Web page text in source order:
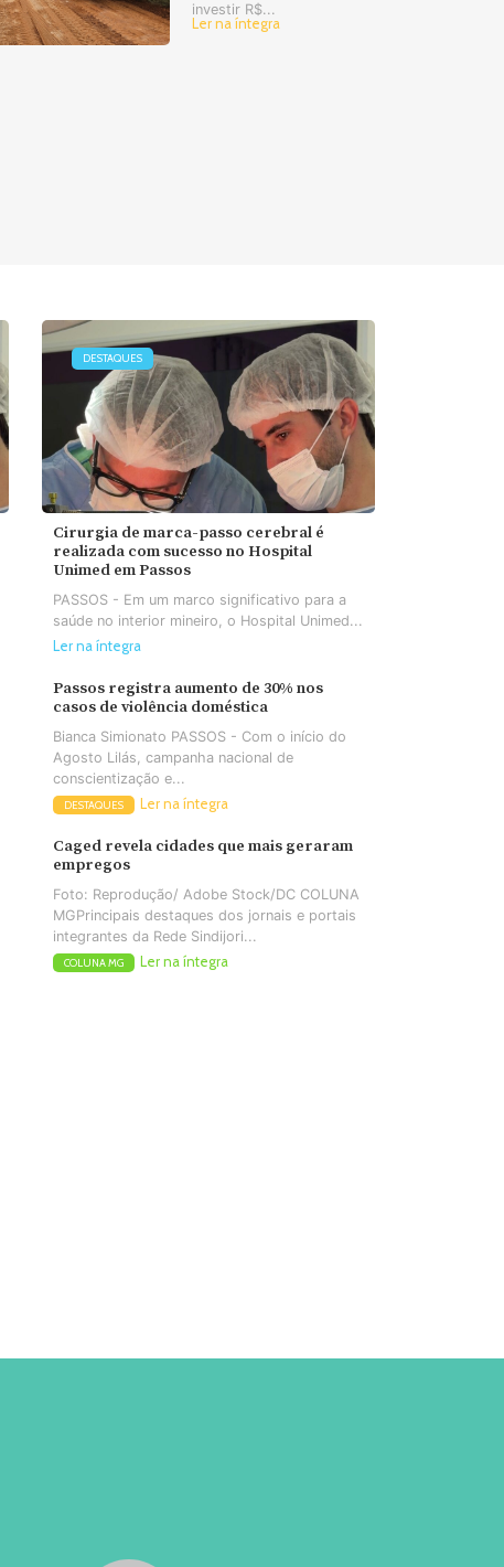
investir R$...
Ler na íntegra
DESTAQUES
Cirurgia de marca-passo cerebral é
realizada com sucesso no Hospital
Unimed em Passos
PASSOS - Em um marco significativo para a
saúde no interior mineiro, o Hospital Unimed...
Ler na íntegra
Passos registra aumento de 30% nos
casos de violência doméstica
Bianca Simionato PASSOS - Com o início do
Agosto Lilás, campanha nacional de
conscientização e...
DESTAQUES Ler na íntegra
Caged revela cidades que mais geraram
empregos
Foto: Reprodução/ Adobe Stock/DC COLUNA
MGPrincipais destaques dos jornais e portais
integrantes da Rede Sindijori...
COLUNA MG Ler na íntegra